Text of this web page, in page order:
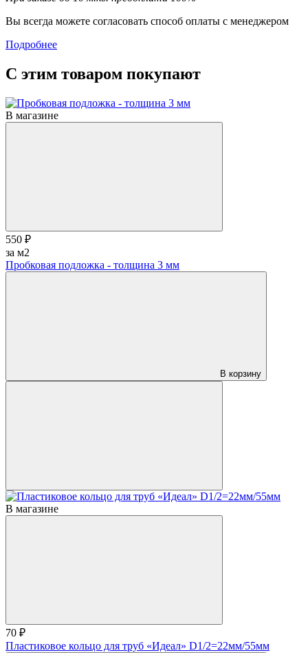
Вы всегда можете согласовать способ оплаты с менеджером
Подробнее
С этим товаром покупают
В магазине
550 ₽
за м2
Пробковая подложка - толщина 3 мм
В корзину
В магазине
70 ₽
Пластиковое кольцо для труб «Идеал» D1/2=22мм/55мм